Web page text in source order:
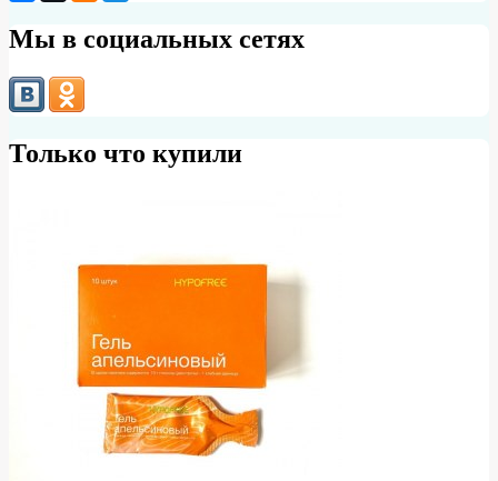
Мы в социальных сетях
Только что купили